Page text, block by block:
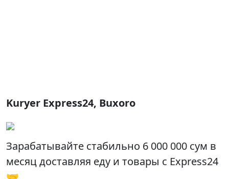
Kuryer Express24, Buxoro
Зарабатывайте стабильно 6 000 000 сум в
месяц доставляя еду и товары с Express24